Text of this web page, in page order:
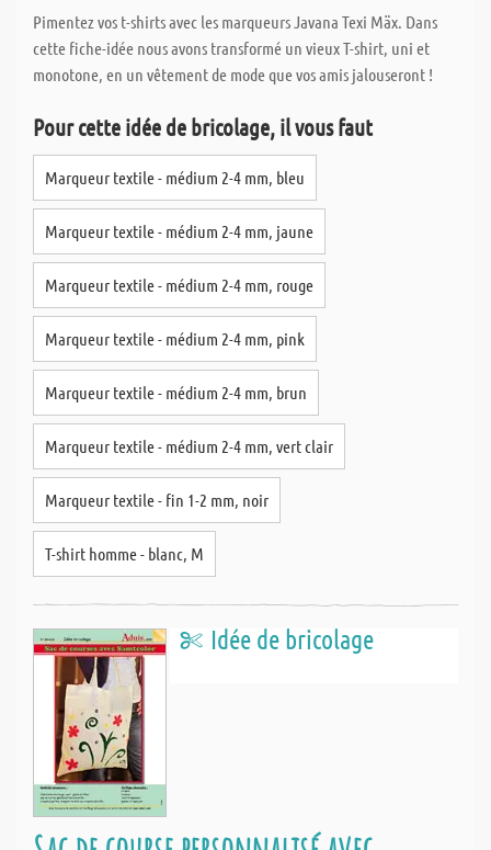
Pimentez vos t-shirts avec les marqueurs Javana Texi Mäx. Dans
cette fiche-idée nous avons transformé un vieux T-shirt, uni et
monotone, en un vêtement de mode que vos amis jalouseront !
Pour cette idée de bricolage, il vous faut
Marqueur textile - médium 2-4 mm, bleu
Marqueur textile - médium 2-4 mm, jaune
Marqueur textile - médium 2-4 mm, rouge
Marqueur textile - médium 2-4 mm, pink
Marqueur textile - médium 2-4 mm, brun
Marqueur textile - médium 2-4 mm, vert clair
Marqueur textile - fin 1-2 mm, noir
T-shirt homme - blanc, M
Idée de bricolage